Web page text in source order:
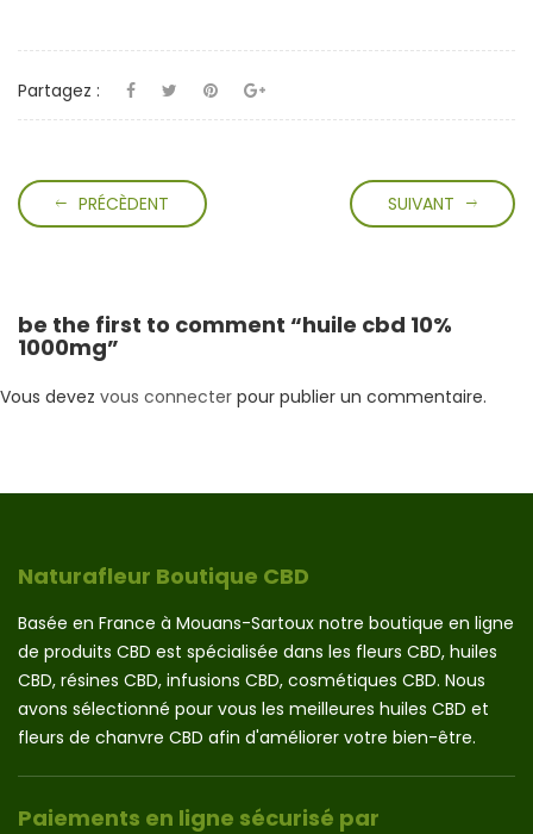
Partagez :
PRÉCÈDENT SUIVANT
be the first to comment “huile cbd 10%
1000mg”
Vous devez vous connecter pour publier un commentaire.
Naturafleur Boutique CBD
Basée en France à Mouans-Sartoux notre boutique en ligne
de produits CBD est spécialisée dans les fleurs CBD, huiles
CBD, résines CBD, infusions CBD, cosmétiques CBD. Nous
avons sélectionné pour vous les meilleures huiles CBD et
fleurs de chanvre CBD afin d'améliorer votre bien-être.
Paiements en ligne sécurisé par